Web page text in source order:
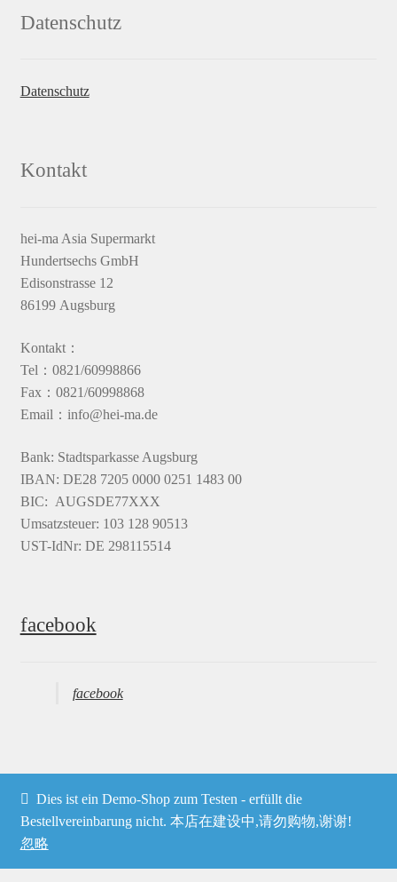
Datenschutz
Datenschutz
Kontakt
hei-ma Asia Supermarkt
Hundertsechs GmbH
Edisonstrasse 12
86199 Augsburg
Kontakt：
Tel：0821/60998866
Fax：0821/60998868
Email：info@hei-ma.de
Bank: Stadtsparkasse Augsburg
IBAN: DE28 7205 0000 0251 1483 00
BIC: AUGSDE77XXX
Umsatzsteuer: 103 128 90513
UST-IdNr: DE 298115514
facebook
facebook
© Heima online 2026
Dies ist ein Demo-Shop zum Testen - erfüllt die
Bestellvereinbarung nicht. 本店在建设中,请勿购物,谢谢!
忽略